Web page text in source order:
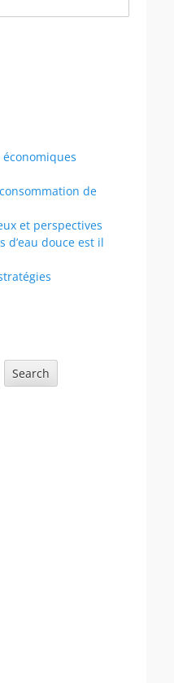
économiques
de
et perspectives
d’eau douce est il
Search